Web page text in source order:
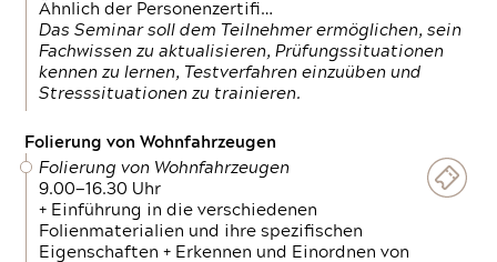
Ähnlich der Personenzertifi…
Das Seminar soll dem Teilnehmer ermöglichen, sein
Fachwissen zu aktualisieren, Prüfungssituationen
kennen zu lernen, Testverfahren einzuüben und
Stresssituationen zu trainieren.
Folierung von Wohnfahrzeugen
Folierung von Wohnfahrzeugen
9.00—16.30 Uhr
+ Einführung in die verschiedenen
Folienmaterialien und ihre spezifischen
Eigenschaften + Erkennen und Einordnen von